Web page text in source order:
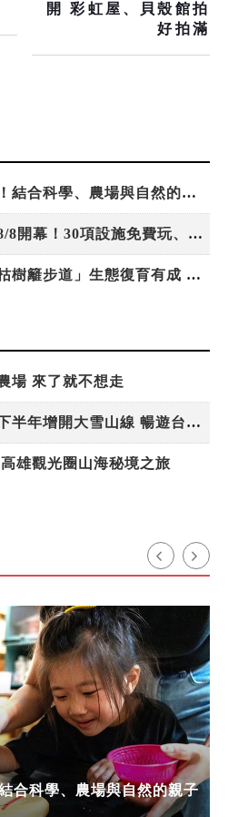
開 彩虹屋、貝殼館拍
好拍滿
嘉義鹿草夏日探索趣！結合科學、農場與自然的親子小旅行
高雄最大親子遊樂園8/8開幕！30項設施免費玩、YOYO家族嗨翻暑假
虎頭埤森林秘境！「枯樹籬步道」生態復育有成 走進大自然生命教室
場 來了就不想走
台灣好行／新路線！下半年增開大雪山線 暢遊台中更便利
雄觀光圈山海秘境之旅
合科學、農場與自然的親子